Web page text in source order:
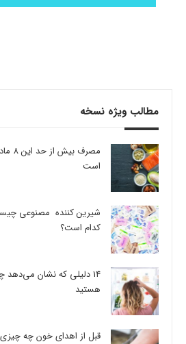
مطالب ویژه نسخه
است
شیرین کننده مصنوعی
کدام است؟
14 دلیلی که نشان
هستید
قبل از اهدای خون چه